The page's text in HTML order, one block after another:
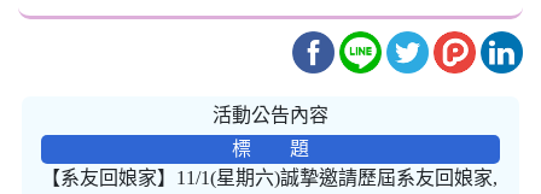
活動公告內容
標 題
【系友回娘家】11/1(星期六)誠摯邀請歷屆系友回娘家,